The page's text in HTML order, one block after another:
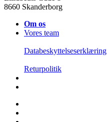
8660 Skanderborg
Om os
Vores team
Databeskyttelseserklæring
Returpolitik